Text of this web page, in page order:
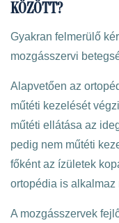
KÖZÖTT?
Gyakran felmerülő
mozgásszervi
Alapvetően az
műtéti kezelését
műtéti ellátása az
pedig nem műtéti
főként az ízületek
ortopédia is alkalmaz
A mozgásszervek